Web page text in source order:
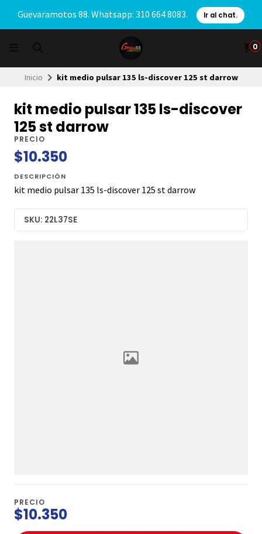
Guevaramotos 88. Whatsapp: 310 664 8083. Ir al chat.
0
Inicio kit medio pulsar 135 ls-discover 125 st darrow
kit medio pulsar 135 ls-discover
125 st darrow
PRECIO
$10.350
DESCRIPCIÓN
kit medio pulsar 135 ls-discover 125 st darrow
SKU: 22L37SE
PRECIO
$10.350